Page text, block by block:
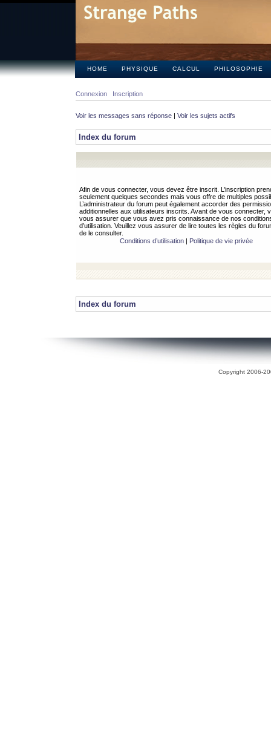
HOME PHYSIQUE CALCUL PHILOSOPHIE
Connexion Inscription
Voir les messages sans réponse | Voir les sujets actifs
Index du forum
Afin de vous connecter, vous devez être inscrit. L’inscription
seulement quelques secondes mais vous offre de multiples
L’administrateur du forum peut également accorder des
additionnelles aux utilisateurs inscrits. Avant de vous connecter,
vous assurer que vous avez pris connaissance de nos
d’utilisation. Veuillez vous assurer de lire toutes les règles du
de le consulter.
Conditions d’utilisation| Politique de vie privée
Index du forum
Copyright 2006-